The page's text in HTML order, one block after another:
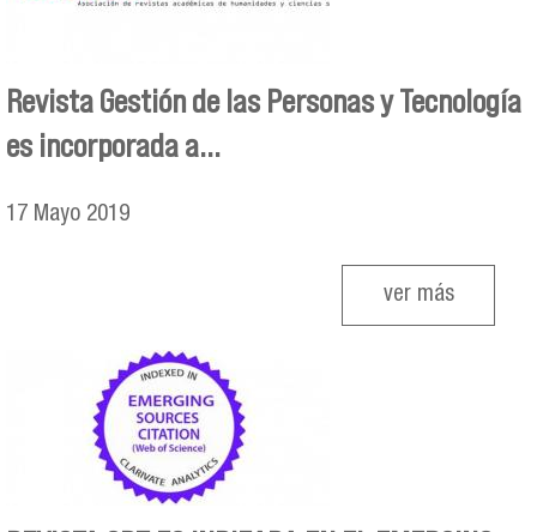
Revista Gestión de las Personas y Tecnología
es incorporada a...
17 Mayo 2019
ver más